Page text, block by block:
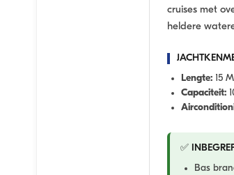
cruises met
heldere
Lengte: 15
Capaciteit:
✅
Bas